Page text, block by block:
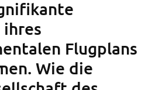
ihres
Flugplans
Wie die